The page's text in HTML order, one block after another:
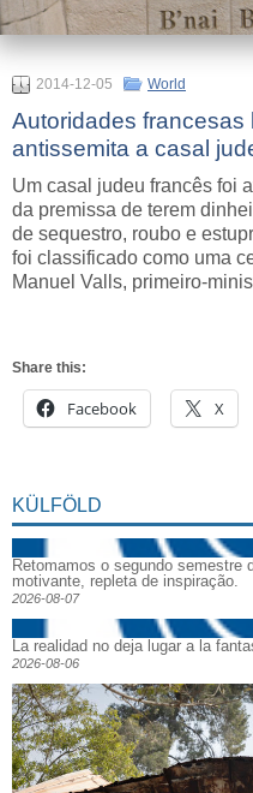
2014-12-05 World
Autoridades francesas
antissemita a casal
Um casal judeu francês foi
da premissa de terem
de sequestro, roubo e
foi classificado como uma
Manuel Valls, primeiro-
Share this:
Facebook X
KÜLFÖLD
Retomamos o segundo semestre
motivante, repleta de inspiração.
2026-08-07
La realidad no deja lugar a la
2026-08-06